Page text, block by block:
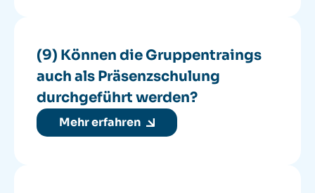
(9) Können die Gruppentraings
auch als Präsenzschulung
durchgeführt werden?
Mehr erfahren